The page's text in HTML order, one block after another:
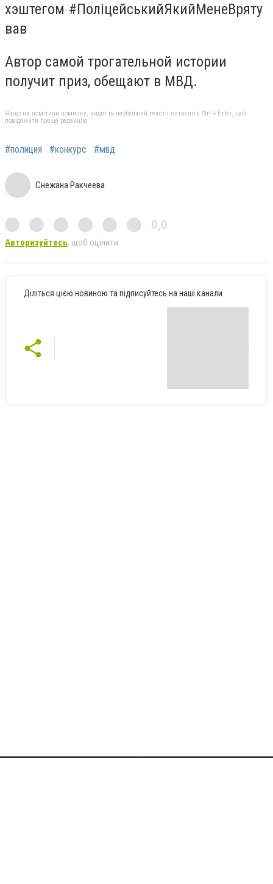
хэштегом #ПоліцейськийЯкийМенеВряту
вав
Автор самой трогательной истории
получит приз, обещают в МВД.
Якщо ви помітили помилку, виділіть необхідний текст і натисніть Ctrl + Enter, щоб
повідомити про це редакцію
#полиция #конкурс #мвд
Снежана Ракчеева
0,0
Авторизуйтесь, щоб оцінити
Діліться цією новиною та підписуйтесь на наші канали